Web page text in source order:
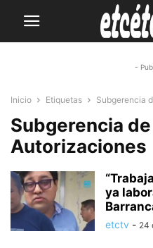
-
Inicio Etiquetas Subgerencia
Subgerencia
Autorizaciones
ya
etctv - 24